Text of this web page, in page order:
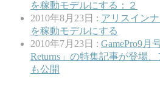
を稼動モデルにする：２
2010年8月23日 : アリスイン
を稼動モデルにする
2010年7月23日 : GamePro9月
Returns」の特集記事が登場
も公開